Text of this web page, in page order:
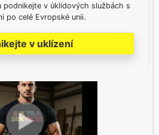
podnikejte v úklidových službách s
po celé Evropské unii.
v uklízení